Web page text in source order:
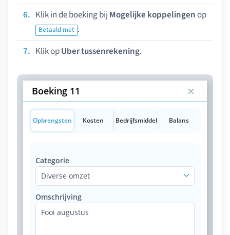
Klik in de boeking bij Mogelijke koppelingenop
Betaald met .
Klik opUber tussenrekening.
Boeking 11
Opbrengsten Kosten Bedrijfsmiddel Balans
Categorie
Diverse omzet
Omschrijving
Fooi augustus